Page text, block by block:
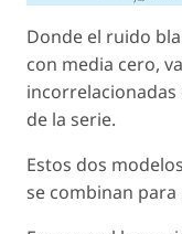
Donde el ruido
con media cero,
incorrelacionadas
de la serie.
Estos dos
se combinan para